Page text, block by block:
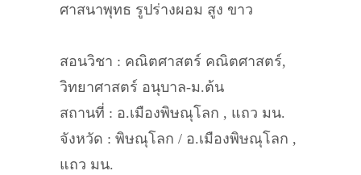
ศาสนาพุทธ รูปร่างผอม สูง ขาว
สอนวิชา : คณิตศาสตร์ คณิตศาสตร์,
วิทยาศาสตร์ อนุบาล-ม.ต้น
สถานที่ : อ.เมืองพิษณุโลก , แถว มน.
จังหวัด : พิษณุโลก / อ.เมืองพิษณุโลก ,
แถว มน.